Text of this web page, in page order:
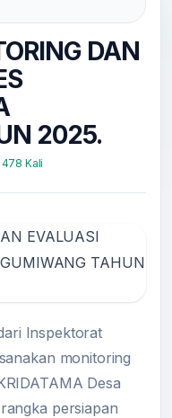
DAN
2025.
Kali
Inspektorat
monitoring
Desa
persiapan